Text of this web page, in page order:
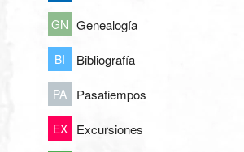
GN Genealogía
BI Bibliografía
PA Pasatiempos
EX Excursiones